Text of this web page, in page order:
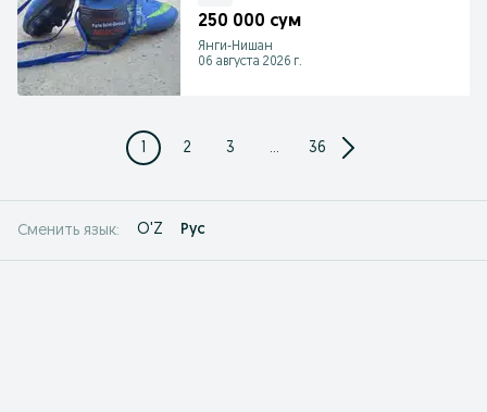
250 000 сум
Янги-Нишан
06 августа 2026 г.
1 2 3 ... 36
Сменить язык: O'Z Рус